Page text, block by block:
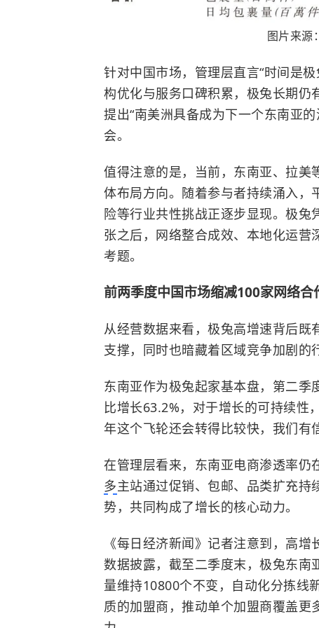
图片来源
针对中国市场，管理层直言“时间是
构优化与服务口碑积累，极兔长期仍
提出“南美洲具备成为下一个东南亚的
会。
值得注意的是，当前，东南亚、拉美
体布局方向。随着参与者持续涌入
险等行业共性挑战正逐步显现。极
张之后，网络整合成效、本地化运
考题。
前两季度中国市场缩减100家网络合
从经营数据来看，极兔高增速背后
支撑，同时也暗藏着区域竞争加剧的
东南亚作为极兔起家基本盘，第二
比增长63.2%，对于增长的可持续性
年这个飞轮还会转得比较快，我们有
在管理层看来，东南亚电商渗透率
多主站通过促销、包邮、品类扩充持
势，共同构成了增长的核心动力。
《每日经济新闻》记者注意到，高
数据披露，截至二季度末，极兔东
量维持10800个不变，自动化分拣线
质的加盟商，推动单个加盟商覆盖